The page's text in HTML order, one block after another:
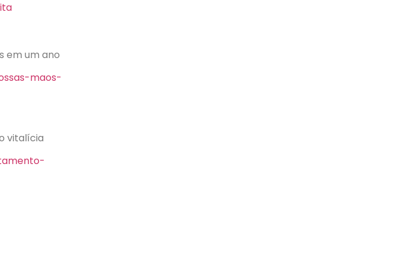
em um ano
maos-
vitalícia